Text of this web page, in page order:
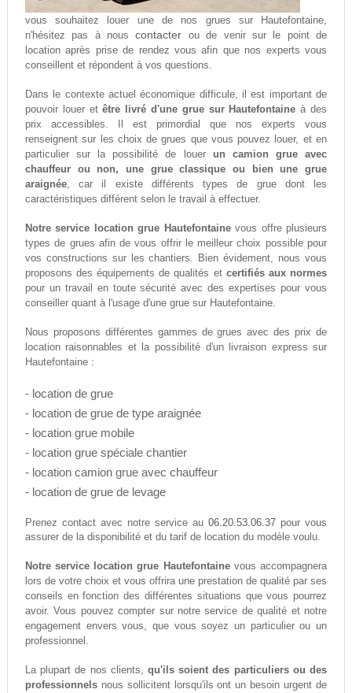
vous souhaitez louer une de nos grues sur Hautefontaine,
n'hésitez pas à nouscontacter ou de venir sur le point de
location après prise de rendez vous afin que nos experts vous
conseillent et répondent à vos questions.
Dans le contexte actuel économique difficule, il est important de
pouvoir louer etêtre livré d'une grue sur Hautefontaine à des
prix accessibles. Il est primordial que nos experts vous
renseignent sur les choix de grues que vous pouvez louer, et en
particulier sur la possibilité de louer un camion grue avec
chauffeur ou non, une grue classique ou bien une grue
araignée, car il existe différents types de grue dont les
caractéristiques différent selon le travail à effectuer.
Notre service location grue Hautefontainevous offre plusieurs
types de grues afin de vous offrir le meilleur choix possible pour
vos constructions sur les chantiers. Bien évidement, nous vous
proposons des équipements de qualités et certifiés aux normes
pour un travail en toute sécurité avec des expertises pour vous
conseiller quant à l'usage d'une grue sur Hautefontaine.
Nous proposons différentes gammes de grues avec des prix de
location raisonnables et la possibilité d'un livraison express sur
Hautefontaine :
- location de grue
- location de grue de type araignée
- location grue mobile
- location grue spéciale chantier
- location camion grue avec chauffeur
- location de grue de levage
Prenez contact avec notre service au06.20.53.06.37 pour vous
assurer de la disponibilité et du tarif de location du modèle voulu.
Notre service location grue Hautefontainevous accompagnera
lors de votre choix et vous offrira une prestation de qualité par ses
conseils en fonction des différentes situations que vous pourrez
avoir. Vous pouvez compter sur notre service de qualité et notre
engagement envers vous, que vous soyez un particulier ou un
professionnel.
La plupart de nos clients, qu'ils soient des particuliers ou des
professionnelsnous sollicitent lorsqu'ils ont un besoin urgent de